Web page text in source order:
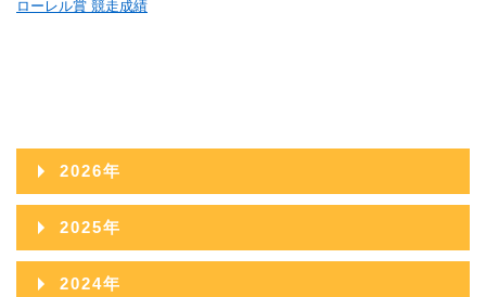
ローレル賞 競走成績
2026年
2026年08月
2026年07月
2025年
2025年12月
2024年